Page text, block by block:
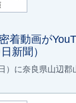
着動画が
新聞）
）に奈良県山辺郡